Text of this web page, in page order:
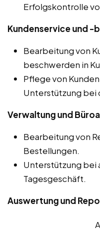
Erfolgskontrolle
Kundenservice und -
Bearbeitung von
beschwerden in
Pflege von
Unterstützung bei
Verwaltung und
Bearbeitung von
Bestellungen.
Unterstützung bei
Tagesgeschäft.
Auswertung und